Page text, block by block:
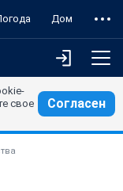
Дом
свое
Согласен